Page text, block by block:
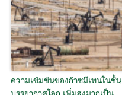
ความเข้มข้นของก๊าซมีเทนในชั้น
บรรยากาศโลก เพิ่มสูงมากเป็น